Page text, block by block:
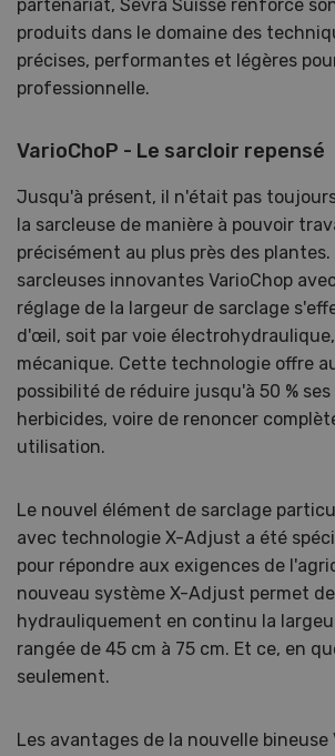
partenariat, Sevra Suisse renforce
produits dans le domaine des
précises, performantes et légères
professionnelle.
VarioChoP - Le sarcloir repensé
Jusqu'à présent, il n'était pas
la sarcleuse de manière à pouvoir
précisément au plus près des plantes.
sarcleuses innovantes VarioChop
réglage de la largeur de sarclage
d'œil, soit par voie
mécanique. Cette technologie offre
possibilité de réduire jusqu'à 50 %
herbicides, voire de renoncer
utilisation.
Le nouvel élément de sarclage
avec technologie X-Adjust a été
pour répondre aux exigences de
nouveau système X-Adjust permet
hydrauliquement en continu la
rangée de 45 cm à 75 cm. Et ce, en
seulement.
Les avantages de la nouvelle bineuse